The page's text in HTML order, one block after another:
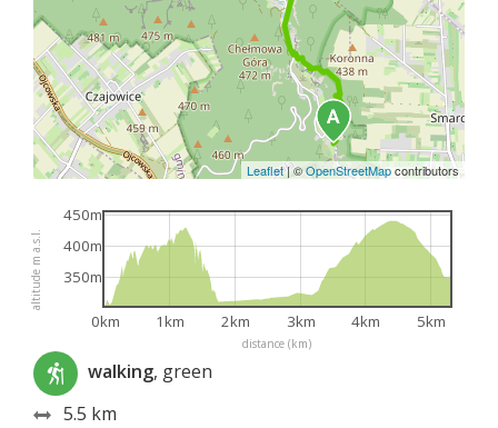
Leaflet|©OpenStreetMapcontributors
distance (km)
altitude m a.s.l.
0km 1km 2km 3km 4km 5km
350m
400m
450m
walking, green
5.5 km